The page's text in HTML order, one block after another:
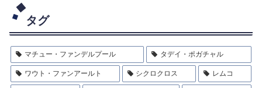
タグ
マチュー・ファンデルプール タデイ・ポガチャル
ワウト・ファンアールト シクロクロス レムコ